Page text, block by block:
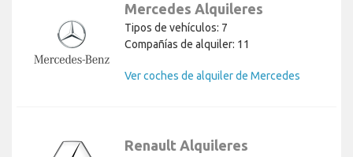
Mercedes Alquileres
Tipos de vehículos: 7
Compañías de alquiler: 11
Ver coches de alquiler de Mercedes
Renault Alquileres